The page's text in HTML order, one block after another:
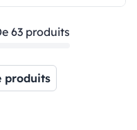
63 produits
produits